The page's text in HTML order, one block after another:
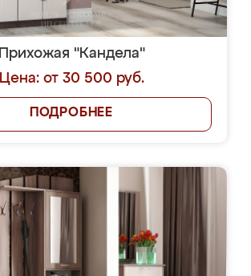
Прихожая "Кандела"
Цена: от 30 500 руб.
ПОДРОБНЕЕ